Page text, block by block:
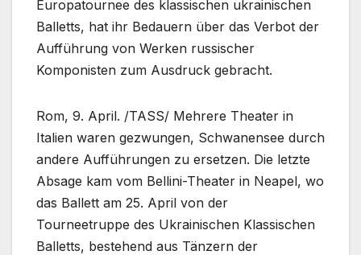
Europatournee des klassischen ukrainischen
Balletts, hat ihr Bedauern über das Verbot der
Aufführung von Werken russischer
Komponisten zum Ausdruck gebracht.
Rom, 9. April. /TASS/ Mehrere Theater in
Italien waren gezwungen, Schwanensee durch
andere Aufführungen zu ersetzen. Die letzte
Absage kam vom Bellini-Theater in Neapel, wo
das Ballett am 25. April von der
Tourneetruppe des Ukrainischen Klassischen
Balletts, bestehend aus Tänzern der